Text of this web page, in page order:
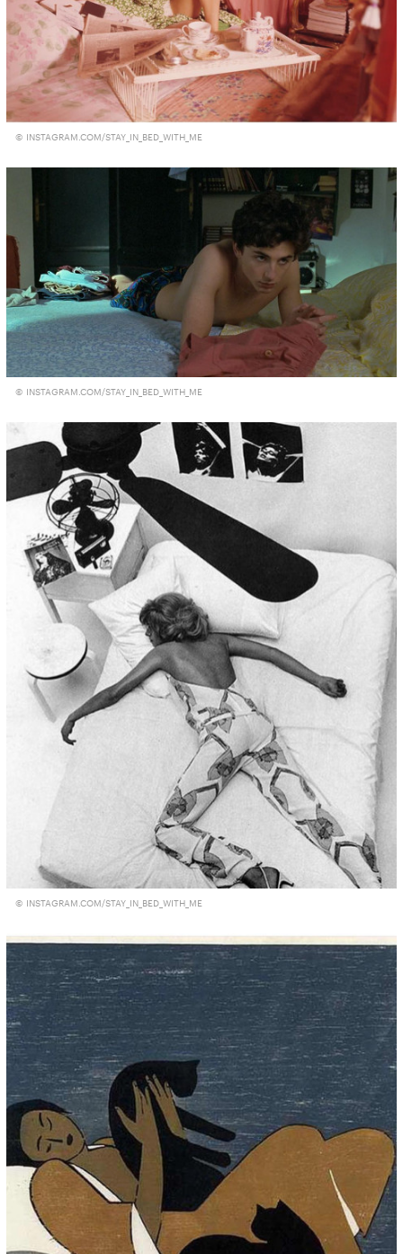
© INSTAGRAM.COM/STAY_IN_BED_WITH_ME
© INSTAGRAM.COM/STAY_IN_BED_WITH_ME
© INSTAGRAM.COM/STAY_IN_BED_WITH_ME